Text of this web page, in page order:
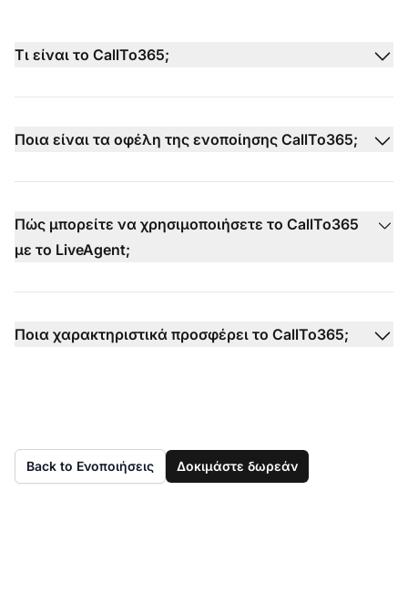
Τι είναι το CallTo365;
Ποια είναι τα οφέλη της ενοποίησης CallTo365;
Πώς μπορείτε να χρησιμοποιήσετε το CallTo365
με το LiveAgent;
Ποια χαρακτηριστικά προσφέρει το CallTo365;
Back to Ενοποιήσεις Δοκιμάστε δωρεάν